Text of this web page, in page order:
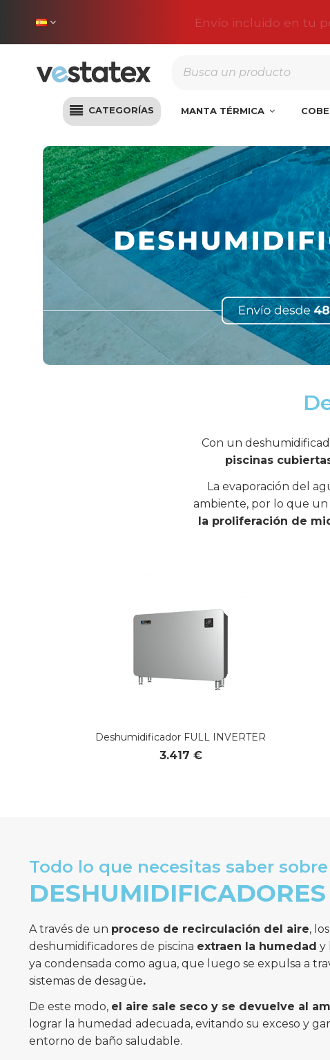
Envío incluido en tu
CATEGORÍAS MANTA TÉRMICA
Climatización Deshumidificadores
Con un
piscinas
La evaporación del
ambiente, por lo que un
la proliferación de
Deshumidificador FULL INVERTER
3.417 €
Todo lo que necesitas saber sobre
DESHUMIDIFICADORES
A través de un proceso de recirculación del aire, los
deshumidificadores de piscina extraen la humedad y
ya condensada como agua, que luego se expulsa a
sistemas de desagüe.
De este modo, el aire sale seco y se devuelve al
lograr la humedad adecuada, evitando su exceso y
entorno de baño saludable.